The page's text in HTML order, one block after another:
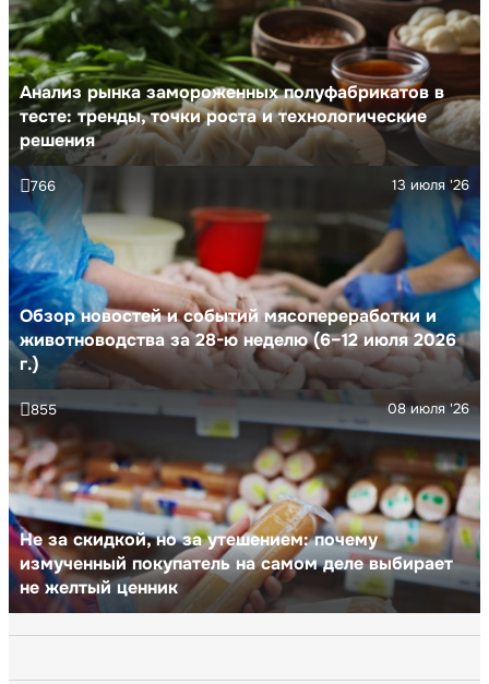
Анализ рынка замороженных полуфабрикатов в
тесте: тренды, точки роста и технологические
решения
Обзор новостей и событий мясопереработки и
животноводства за 28-ю неделю (6–12 июля 2026
г.)
13 июля '26
766
Не за скидкой, но за утешением: почему
измученный покупатель на самом деле выбирает
не желтый ценник
08 июля '26
855